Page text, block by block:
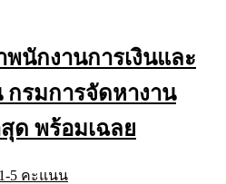
options
be
chosen
on
the
พนักงานการเงินและ
รมการจัดหางาน
ด พร้อมเฉลย
5 คะแนน